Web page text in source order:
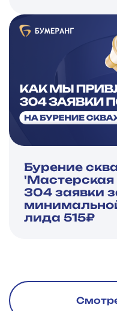
Бурение
'Мастерская
304 заявки
лида 515₽